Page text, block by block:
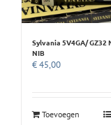
Sylvania 5V4GA/ GZ32
NIB
€45,00
Toevoegen